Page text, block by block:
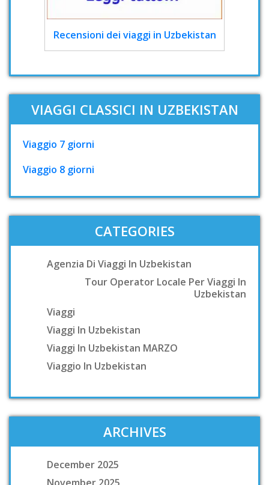
Recensioni dei viaggi in Uzbekistan
VIAGGI CLASSICI IN UZBEKISTAN
Viaggio 7 giorni
Viaggio 8 giorni
CATEGORIES
Agenzia Di Viaggi In Uzbekistan
Tour Operator Locale Per Viaggi In
Uzbekistan
Viaggi
Viaggi In Uzbekistan
Viaggi In Uzbekistan MARZO
Viaggio In Uzbekistan
ARCHIVES
December 2025